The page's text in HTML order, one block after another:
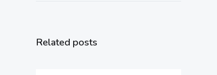
Related posts